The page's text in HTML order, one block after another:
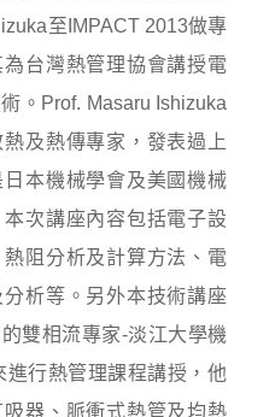
至IMPACT 2013做專
台灣熱管理協會講授電
。Prof. Masaru Ishizuka
及熱傳專家，發表過上
本機械學會及美國機械
次講座內容包括電子設
阻分析及計算方法、電
析等。另外本技術講座
雙相流專家-淡江大學機
進行熱管理課程講授，他
器、脈衝式熱管及均熱